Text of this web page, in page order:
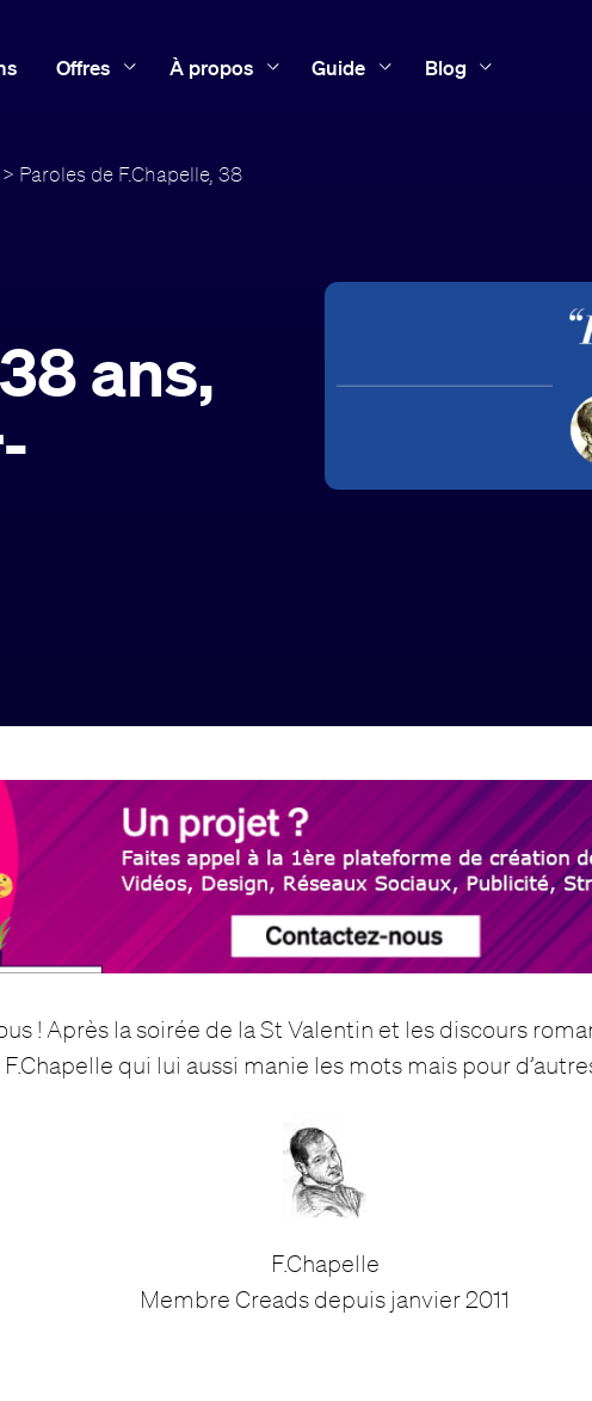
Offres À propos Guide Blog
> Paroles de F.Chapelle, 38
ans,
! Après la soirée de la St Valentin et les discours
qui lui aussi manie les mots mais pour
F.Chapelle
Membre Creads depuis janvier 2011